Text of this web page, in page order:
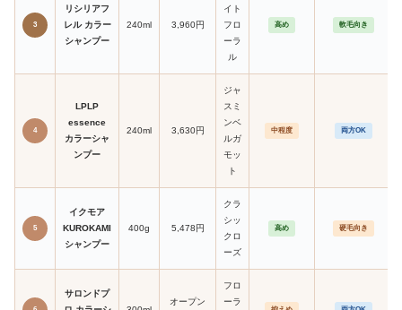
3
リシリアフ
レル カラー
シャンプー
240ml 3,960円
イト
フロ
ーラ
ル
高め 軟毛向き
4
LPLP
essence
カラーシャ
ンプー
240ml 3,630円
ジャ
スミ
ンベ
ルガ
モッ
ト
中程度 両方OK
5
イクモア
KUROKAMI
シャンプー
400g 5,478円
クラ
シッ
クロ
ーズ
高め 硬毛向き
サロンドプ
オープン
フロ
ーラ